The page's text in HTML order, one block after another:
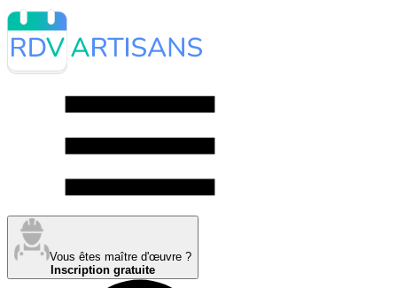
Vous êtes maître d'œuvre ?
Inscription gratuite